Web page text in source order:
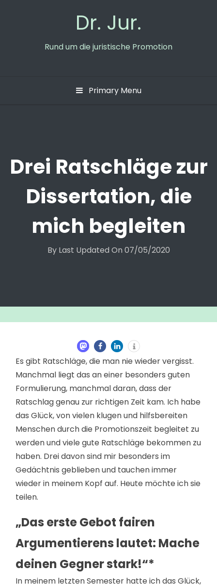
Dr. Jur.
Rund um die juristische Promotion
Primary Menu
Drei Ratschläge zur
Dissertation, die
mich begleiten
By Last Updated On 07/05/2020
Es gibt Ratschläge, die man nie wieder vergisst.
Manchmal liegt das an einer besonders guten
Formulierung, manchmal daran, dass der
Ratschlag genau zur richtigen Zeit kam. Ich habe
das Glück, von vielen klugen und hilfsbereiten
Menschen durch die Promotionszeit begleitet zu
werden und viele gute Ratschläge bekommen zu
haben. Drei davon sind mir besonders im
Gedächtnis geblieben und tauchen immer
wieder in meinem Kopf auf. Heute möchte ich sie
teilen.
„Das erste Gebot fairen
Argumentierens lautet: Mache
deinen Gegner stark!“*
In meinem letzten Semester hatte ich das Glück,